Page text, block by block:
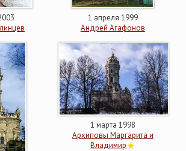
1 апреля 1999
Андрей Агафонов
1 марта 1998
Архиповы Маргарита и
Владимир